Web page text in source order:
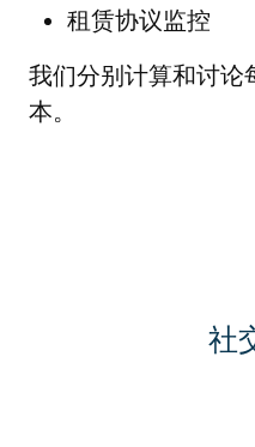
租赁协议监控
我们分别计算和讨论
本。
社